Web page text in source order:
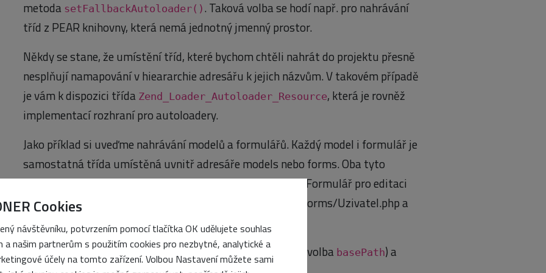
Cookies
návštěvníku, potvrzením pomocí tlačítka OK udělujete souhlas
a našim partnerům s použitím cookies pro nezbytné, analytické a
účely na tomto zařízení. Volbou Nastavení můžete sami
metoda setFallbackAutoloader() . Taková volba se hodí např. pro nahrávání
tříd z PEAR knihovny, která nemá jednotný jmenný prostor.
Někdy se stane, že umístění tříd, které bychom chtěli nahrát do projektu přesně
nesplňují namapování v hieararchie adresářu k jejich názvům. V takovém případě
je vám k dispozici třída Zend_Loader_Autoloader_Resource, která je rovněž
implementací rozhraní pro autoloadery.
Jako příklad si uveďme nahrávání modelů a formulářů. Každý model i formulář je
samostatná třída umístěná uvnitř adresáře models nebo forms. Oba tyto
adresáře jsou pak uvnitř nějaké cesty /cesta/k/adresari/. Formulář pro editaci
uživatele chceme umístit do adresáře /cesta/k/adresari/forms/Uzivatel.php a
chceme, aby třída měla názevInterval_Form_Uzivatel
Nejprve vytvořte instanci autoloadu, zaregistrujte cestu (volba basePath) a